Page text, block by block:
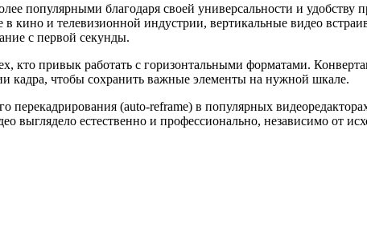
популярными благодаря своей универсальности и удобству
и телевизионной индустрии, вертикальные видео
с первой секунды.
кто привык работать с горизонтальными форматами.
кадра, чтобы сохранить важные элементы на нужной шкале.
(auto-reframe) в популярных
естественно и профессионально, независимо от